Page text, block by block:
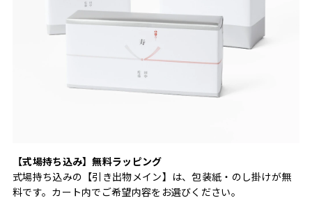
【式場持ち込み】無料ラッピング
式場持ち込みの【引き出物メイン】は、包装紙・のし掛けが無
料です。カート内でご希望内容をお選びください。